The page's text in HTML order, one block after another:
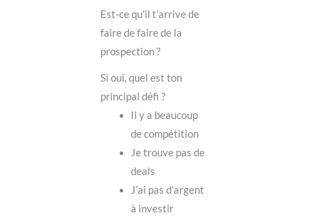
Est-ce qu’il t’arrive de
faire de faire de la
prospection ?
Si oui, quel est ton
principal défi ?
Il y a beaucoup
de compétition
Je trouve pas de
deals
J’ai pas d’argent
à investir